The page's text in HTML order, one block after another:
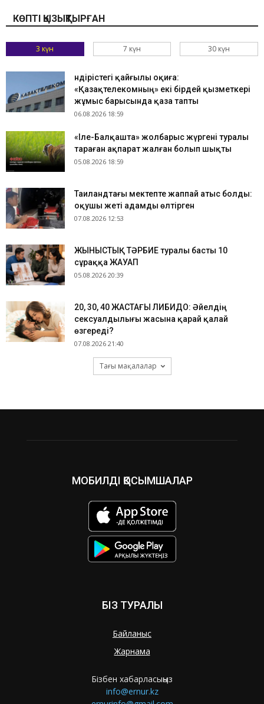
КӨПТІ ҚЫЗЫҚТЫРҒАН
3 күн 7 күн 30 күн
Өндірістегі қайғылы оқиға:
«Қазақтелекомның» екі бірдей қызметкері
жұмыс барысында қаза тапты
06.08.2026 18:59
«Іле-Балқашта» жолбарыс жүргені туралы
тараған ақпарат жалған болып шықты
05.08.2026 18:59
Таиландтағы мектепте жаппай атыс болды:
оқушы жеті адамды өлтірген
07.08.2026 12:53
ЖЫНЫСТЫҚ ТӘРБИЕ туралы басты 10
сұраққа ЖАУАП
05.08.2026 20:39
​20, 30, 40 ЖАСТАҒЫ ЛИБИДО: Әйелдің
сексуалдылығы жасына қарай қалай
өзгереді?
07.08.2026 21:40
Тағы мақалалар
МОБИЛДІ ҚОСЫМШАЛАР
БІЗ ТУРАЛЫ
Байланыс
Жарнама
Бізбен хабарласыңыз
info@ernur.kz